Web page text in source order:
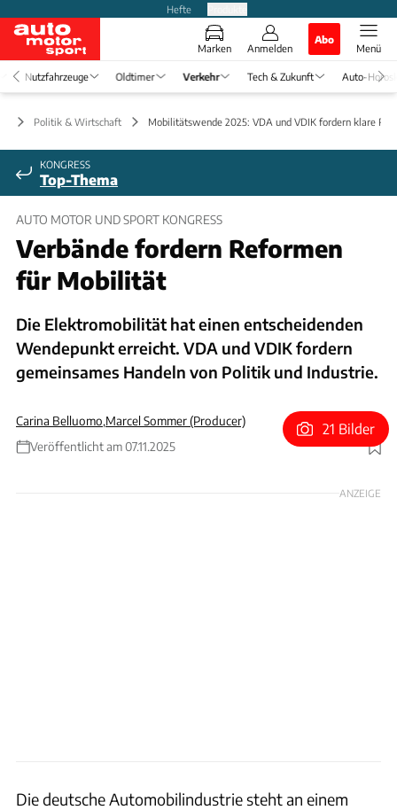
Hefte
Marken Anmelden
Abo
Menü
Nutzfahrzeuge Oldtimer Verkehr Tech & Zukunft Auto-
Politik & Wirtschaft Mobilitätswende 2025: VDA und VDIK fordern klare
KONGRESS
Top-Thema
AUTO MOTOR UND SPORT KONGRESS
Verbände fordern Reformen
für Mobilität
Die Elektromobilität hat einen entscheidenden
Wendepunkt erreicht. VDA und VDIK fordern
gemeinsames Handeln von Politik und Industrie.
Carina Belluomo,Marcel Sommer (Producer)
Veröffentlicht am 07.11.2025
Foto: Hans-Dieter Seufert
21 Bilder
ANZEIGE
Die deutsche Automobilindustrie steht an einem